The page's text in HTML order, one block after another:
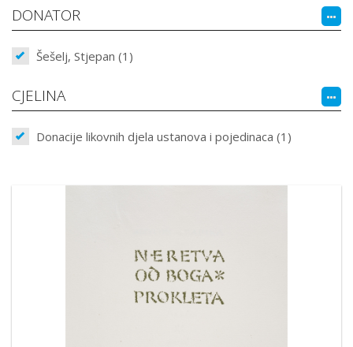
DONATOR
Šešelj, Stjepan (1)
CJELINA
Donacije likovnih djela ustanova i pojedinaca (1)